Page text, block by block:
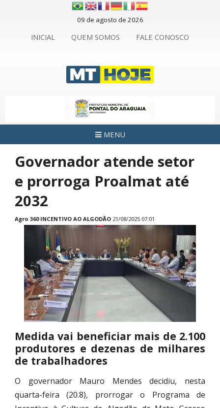
09 de agosto de 2026
INICIAL QUEM SOMOS FALE CONOSCO
MENU
Governador atende setor
e prorroga Proalmat até
2032
Agro 360 INCENTIVO AO ALGODÃO 21/08/2025 07:01
Medida vai beneficiar mais de 2.100
produtores e dezenas de milhares
de trabalhadores
O governador Mauro Mendes decidiu, nesta
quarta-feira (20.8), prorrogar o Programa de